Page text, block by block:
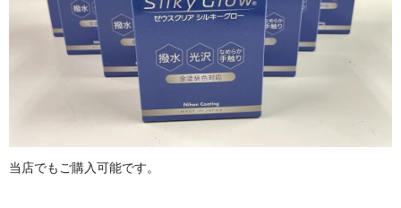
当店でもご購入可能です。